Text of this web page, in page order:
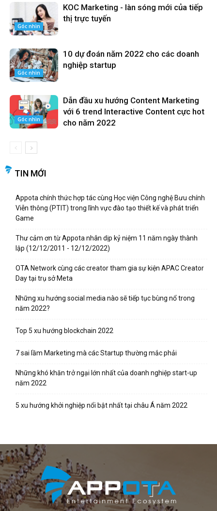
Góc nhìn
KOC Marketing - làn sóng mới của tiếp
thị trực tuyến
Góc nhìn
10 dự đoán năm 2022 cho các doanh
nghiệp startup
Góc nhìn
Dẫn đầu xu hướng Content Marketing
với 6 trend Interactive Content cực hot
cho năm 2022
TIN MỚI
Appota chính thức hợp tác cùng Học viện Công nghệ Bưu chính
Viễn thông (PTIT) trong lĩnh vực đào tạo thiết kế và phát triển
Game
Thư cảm ơn từ Appota nhân dịp kỷ niệm 11 năm ngày thành
lập (12/12/2011 - 12/12/2022)
OTA Network cùng các creator tham gia sự kiện APAC Creator
Day tại trụ sở Meta
Những xu hướng social media nào sẽ tiếp tục bùng nổ trong
năm 2022?
Top 5 xu hướng blockchain 2022
7 sai lầm Marketing mà các Startup thường mắc phải
Những khó khăn trở ngại lớn nhất của doanh nghiệp start-up
năm 2022
5 xu hướng khởi nghiệp nổi bật nhất tại châu Á năm 2022